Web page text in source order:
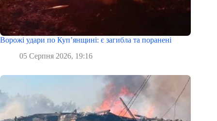
Ворожі удари по Куп’янщині: є загибла та поранені
05 Серпня 2026, 19:16